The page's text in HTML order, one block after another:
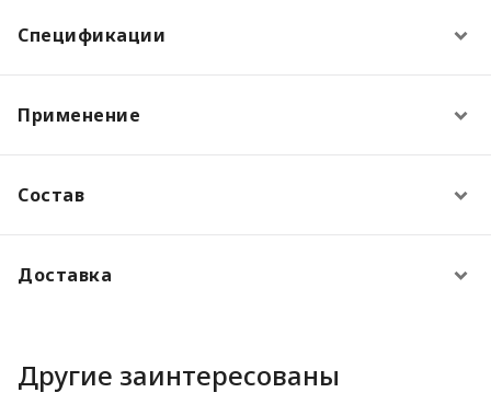
Спецификации
Применение
Состав
Доставка
Другие заинтересованы